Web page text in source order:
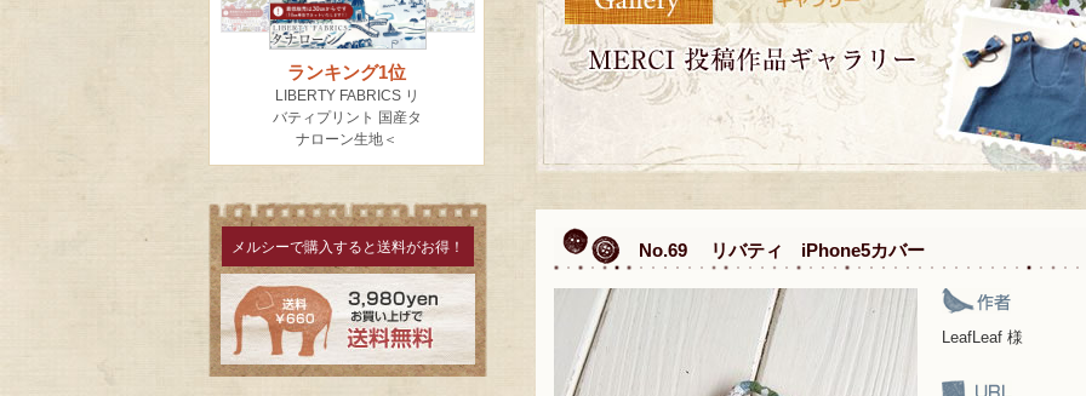
メルシーで購入すると送料がお得！ No.69 リバティ iPhone5カバー
LeafLeaf 様